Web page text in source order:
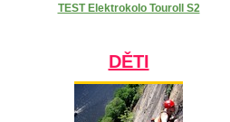
TEST Elektrokolo Touroll S2
DĚTI